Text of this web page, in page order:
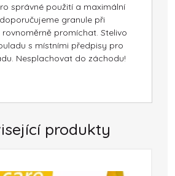
správné použití a maximální
granule při
promíchat. Stelivo
s místními předpisy pro
Nesplachovat do záchodu!
produkty